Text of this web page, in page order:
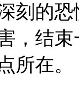
刻的
，结
所在。